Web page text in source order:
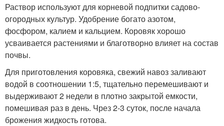
Раствор используют для корневой подпитки садово-
огородных культур. Удобрение богато азотом,
фосфором, калием и кальцием. Коровяк хорошо
усваивается растениями и благотворно влияет на состав
почвы.
Для приготовления коровяка, свежий навоз заливают
водой в соотношении 1:5, тщательно перемешивают и
выдерживают 2 недели в плотно закрытой емкости,
помешивая раз в день. Чрез 2-3 суток, после начала
брожения жидкость готова.